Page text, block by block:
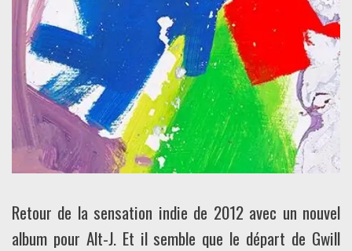
Retour de la sensation indie de 2012 avec un nouvel
album pour Alt-J. Et il semble que le départ de Gwill